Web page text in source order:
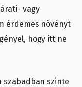
vagy
érdemes növényt
hogy itt ne
szabadban szinte